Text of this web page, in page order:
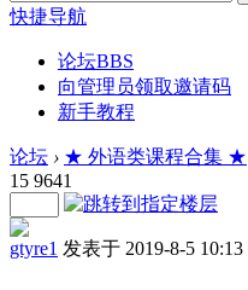
快捷导航
论坛BBS
向管理员领取邀请码
新手教程
论坛 › ★ 外语类课程合集 ★
15 9641
gtyre1 发表于 2019-8-5 10:13